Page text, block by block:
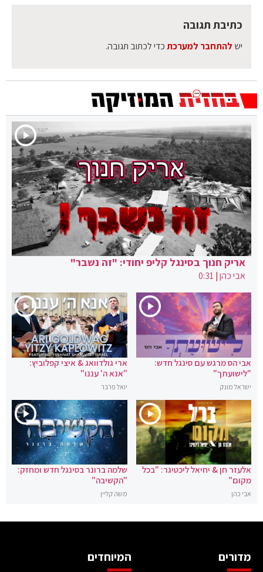
כתיבת תגובה
יש להתחבר למערכתכדי לכתוב תגובה.
אריק חנוך בסינגל קליפ יחודי: "זה נשבר"
אבי כהן|
0:31
אבי הס מרגש עם סינגל חדש:
"לישועתך"
ישראל מונק
ארי גולדוואג & איצי קפלוביץ:
"אנא ה' עננו"
יואל פרבר
אלעזר חן & יחיאל ליכטיגר: "בכל
מקום"
אבי כהן
שלמה ברונר בסינגל חדש ומחזק:
"הקשיבה"
משה קליין
מדורים המיוחדים